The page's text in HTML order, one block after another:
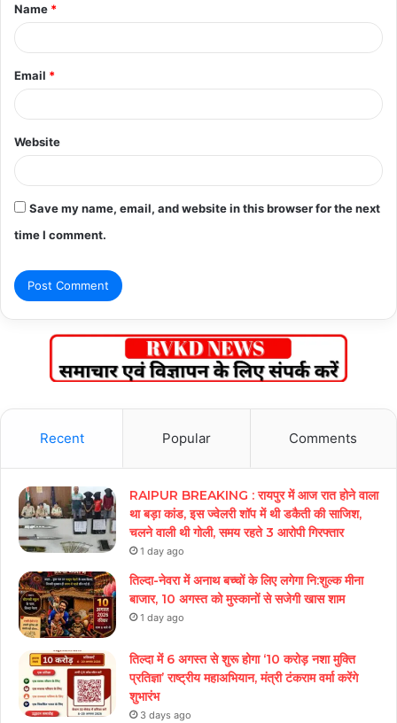
*
Name *
Email *
Website
Save my name, email, and website in this browser for the next
time I comment.
Recent Popular Comments
RAIPUR BREAKING : रायपुर में आज रात होने वाला
था बड़ा कांड, इस ज्वेलरी शॉप में थी डकैती की साजिश,
चलने वाली थी गोली, समय रहते 3 आरोपी गिरफ्तार
1 day ago
तिल्दा-नेवरा में अनाथ बच्चों के लिए लगेगा नि:शुल्क मीना
बाजार, 10 अगस्त को मुस्कानों से सजेगी खास शाम
1 day ago
तिल्दा में 6 अगस्त से शुरू होगा ‘10 करोड़ नशा मुक्ति
प्रतिज्ञा’ राष्ट्रीय महाअभियान, मंत्री टंकराम वर्मा करेंगे
शुभारंभ
3 days ago